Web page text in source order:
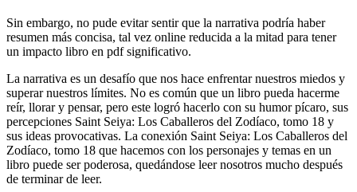
Sin embargo, no pude evitar sentir que la narrativa podría haber
resumen más concisa, tal vez online reducida a la mitad para tener
un impacto libro en pdf significativo.
La narrativa es un desafío que nos hace enfrentar nuestros miedos y
superar nuestros límites. No es común que un libro pueda hacerme
reír, llorar y pensar, pero este logró hacerlo con su humor pícaro, sus
percepciones Saint Seiya: Los Caballeros del Zodíaco, tomo 18 y
sus ideas provocativas. La conexión Saint Seiya: Los Caballeros del
Zodíaco, tomo 18 que hacemos con los personajes y temas en un
libro puede ser poderosa, quedándose leer nosotros mucho después
de terminar de leer.